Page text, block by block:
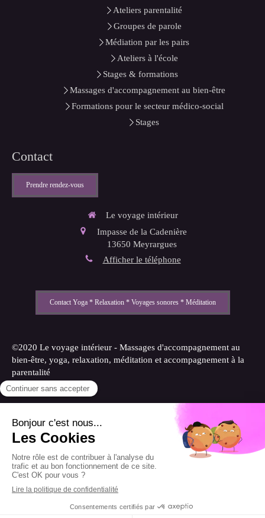
Ateliers parentalité
Groupes de parole
Médiation par les pairs
Ateliers à l'école
Stages & formations
Massages d'accompagnement au bien-être
Formations pour le secteur médico-social
Stages
Contact
Prendre rendez-vous
Le voyage intérieur
Impasse de la Cadenière
13650 Meyrargues
Afficher le téléphone
Contact Yoga * Relaxation * Voyages sonores * Méditation
©2020 Le voyage intérieur - Massages d'accompagnement au
bien-être, yoga, relaxation, méditation et accompagnement à la
parentalité
Mentions légales
Création et référencement du site par Simplébo
Site partenaire deAnnuaire Thérapeutes